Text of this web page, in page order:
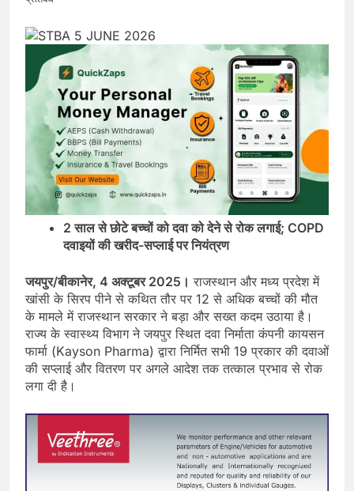
2 साल से छोटे बच्चों को दवा को देने से रोक लगाई; COPD
दवाइयों की खरीद-सप्लाई पर नियंत्रण
जयपुर/बीकानेर, 4 अक्टूबर 2025। राजस्थान और मध्य प्रदेश में
खांसी के सिरप पीने से कथित तौर पर 12 से अधिक बच्चों की मौत
के मामले में राजस्थान सरकार ने बड़ा और सख्त कदम उठाया है।
राज्य के स्वास्थ्य विभाग ने जयपुर स्थित दवा निर्माता कंपनी कायसन
फार्मा (Kayson Pharma) द्वारा निर्मित सभी 19 प्रकार की दवाओं
की सप्लाई और वितरण पर अगले आदेश तक तत्काल प्रभाव से रोक
लगा दी है।